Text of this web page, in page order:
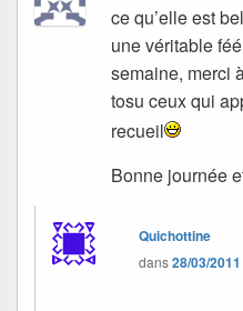
ce qu’elle est
une véritable
semaine, merci
tosu ceux qui
recueil
Bonne journée
Quichottine
dans28/03/